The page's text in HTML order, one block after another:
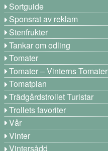
Sortguide
Sponsrat av reklam
Stenfrukter
Tankar om odling
Tomater
Tomater – Vinterns Tomater
Tomatplan
Trädgårdstrollet Turistar
Trollets favoriter
Vår
Vinter
Vintersådd